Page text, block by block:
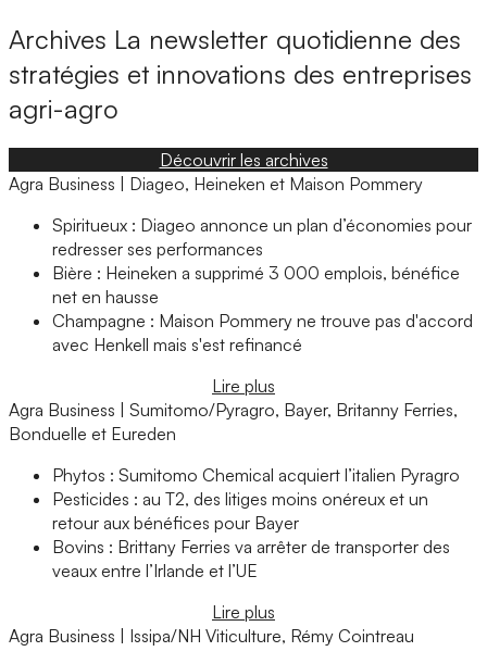
Archives La newsletter quotidienne des
stratégies et innovations des entreprises
agri-agro
Découvrir les archives
Agra Business | Diageo, Heineken et Maison Pommery
Spiritueux : Diageo annonce un plan d’économies pour
redresser ses performances
Bière : Heineken a supprimé 3 000 emplois, bénéfice
net en hausse
Champagne : Maison Pommery ne trouve pas d'accord
avec Henkell mais s'est refinancé
Lire plus
Agra Business | Sumitomo/Pyragro, Bayer, Britanny Ferries,
Bonduelle et Eureden
Phytos : Sumitomo Chemical acquiert l’italien Pyragro
Pesticides : au T2, des litiges moins onéreux et un
retour aux bénéfices pour Bayer
Bovins : Brittany Ferries va arrêter de transporter des
veaux entre l’Irlande et l’UE
Lire plus
Agra Business | Issipa/NH Viticulture, Rémy Cointreau